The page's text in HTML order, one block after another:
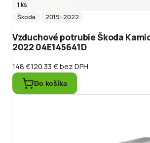
1 ks
Škoda
2019–2022
Vzduchové potrubie Škoda
2022 04E145641D
148 €120.33 €bez DPH
Do košíka